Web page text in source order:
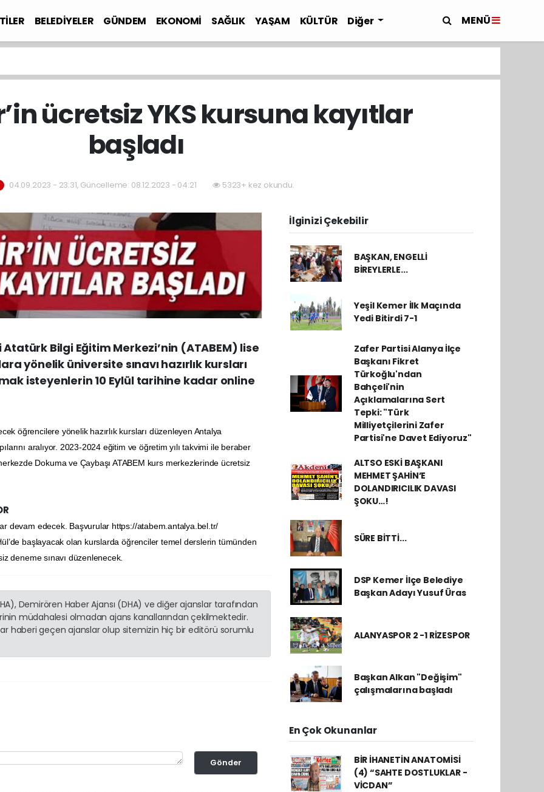
BELEDİYELER GÜNDEM EKONOMİ SAĞLIK YAŞAM KÜLTÜR Diğer MENÜ
ücretsiz YKS kursuna kayıtlar
başladı
04.09.2023 - 23:31, Güncelleme: 08.12.2023 - 04:21 5323+ kez okundu.
Bilgi Eğitim Merkezi’nin (ATABEM) lise
yönelik üniversite sınavı hazırlık kursları
isteyenlerin 10 Eylül tarihine kadar online
öğrencilere yönelik hazırlık kursları düzenleyen Antalya
aralıyor. 2023-2024 eğitim ve öğretim yılı takvimi ile beraber
Dokuma ve Çaybaşı ATABEM kurs merkezlerinde ücretsiz
devam edecek. Başvurular https://atabem.antalya.bel.tr/
başlayacak olan kurslarda öğrenciler temel derslerin tümünden
deneme sınavı düzenlenecek.
Demirören Haber Ajansı (DHA) ve diğer ajanslar tarafından
müdahalesi olmadan ajans kanallarından çekilmektedir.
haberi geçen ajanslar olup sitemizin hiç bir editörü sorumlu
Gönder
İlginizi Çekebilir
BAŞKAN, ENGELLİ
BİREYLERLE...
Yeşil Kemer İlk Maçında
Yedi Bitirdi 7-1
Zafer Partisi Alanya İlçe
Başkanı Fikret
Türkoğlu'ndan
Bahçeli'nin
Açıklamalarına Sert
Tepki: "Türk
Milliyetçilerini Zafer
Partisi'ne Davet Ediyoruz"
ALTSO ESKİ BAŞKANI
MEHMET ŞAHİN’E
DOLANDIRICILIK DAVASI
ŞOKU…!
SÜRE BİTTİ...
DSP Kemer İlçe Belediye
Başkan Adayı Yusuf Üras
ALANYASPOR 2 -1 RİZESPOR
Başkan Alkan "Değişim"
çalışmalarına başladı
En Çok Okunanlar
BİR İHANETİN ANATOMİSİ
(4) “SAHTE DOSTLUKLAR -
VİCDAN”